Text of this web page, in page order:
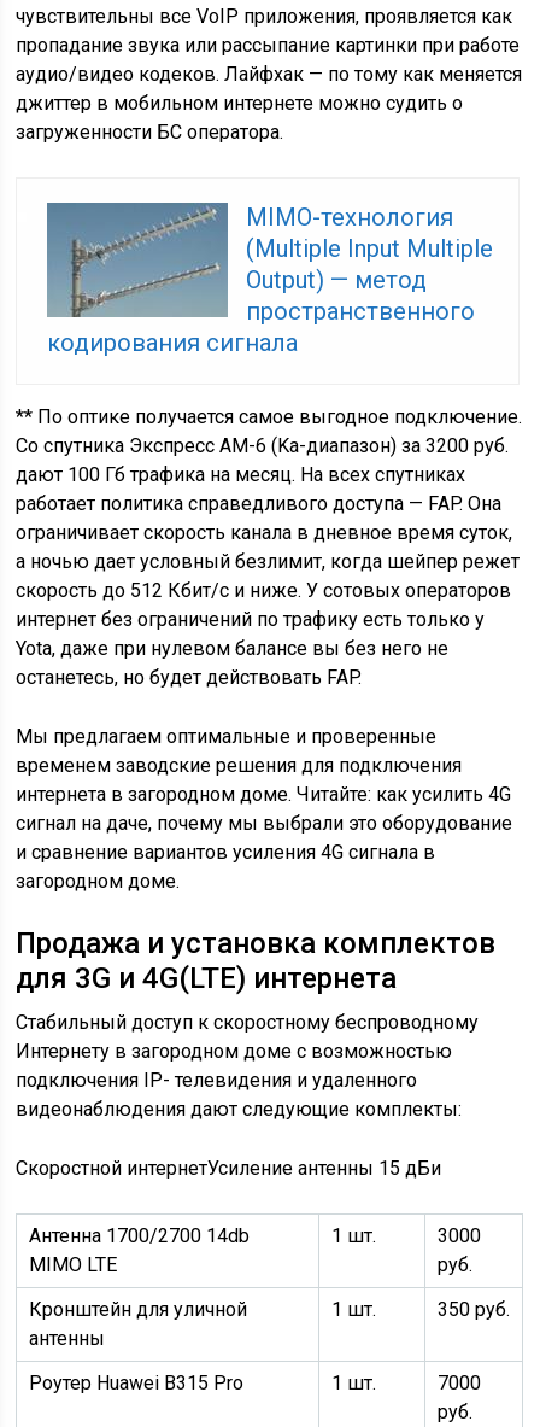
чувствительны все VoIP приложения, проявляется как
пропадание звука или рассыпание картинки при работе
аудио/видео кодеков. Лайфхак — по тому как меняется
джиттер в мобильном интернете можно судить о
загруженности БС оператора.
MIMO-технология
(Multiple Input Multiple
Output) — метод
пространственного
кодирования сигнала
** По оптике получается самое выгодное подключение.
Со спутника Экспресс АМ-6 (Ka-диапазон) за 3200 руб.
дают 100 Гб трафика на месяц. На всех спутниках
работает политика справедливого доступа — FAP. Она
ограничивает скорость канала в дневное время суток,
а ночью дает условный безлимит, когда шейпер режет
скорость до 512 Кбит/с и ниже. У сотовых операторов
интернет без ограничений по трафику есть только у
Yota, даже при нулевом балансе вы без него не
останетесь, но будет действовать FAP.
Мы предлагаем оптимальные и проверенные
временем заводские решения для подключения
интернета в загородном доме. Читайте: как усилить 4G
сигнал на даче, почему мы выбрали это оборудование
и сравнение вариантов усиления 4G сигнала в
загородном доме.
Продажа и установка комплектов
для 3G и 4G(LTE) интернета
Стабильный доступ к скоростному беспроводному
Интернету в загородном доме с возможностью
подключения IP- телевидения и удаленного
видеонаблюдения дают следующие комплекты:
Скоростной интернетУсиление антенны 15 дБи
Антенна 1700/2700 14db
MIMO LTE
1 шт.
3000
руб.
Кронштейн для уличной
антенны
1 шт. 350 руб.
Роутер Huawei B315 Pro 1 шт.
7000
руб.